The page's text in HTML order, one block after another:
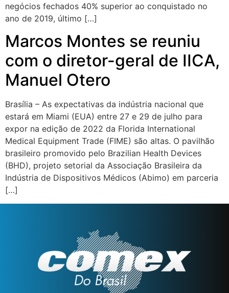
negócios fechados 40% superior ao conquistado no
ano de 2019, último […]
Marcos Montes se reuniu
com o diretor-geral de IICA,
Manuel Otero
Brasília – As expectativas da indústria nacional que
estará em Miami (EUA) entre 27 e 29 de julho para
expor na edição de 2022 da Florida International
Medical Equipment Trade (FIME) são altas. O pavilhão
brasileiro promovido pelo Brazilian Health Devices
(BHD), projeto setorial da Associação Brasileira da
Indústria de Dispositivos Médicos (Abimo) em parceria
[…]